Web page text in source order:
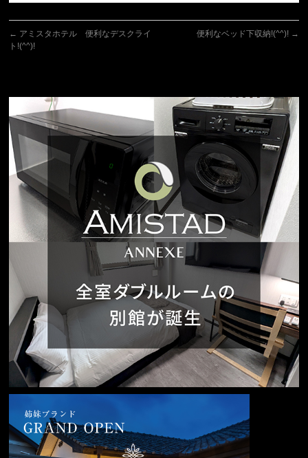
← アミスタホテル 便利なデスクライ
ト!(^^)!
便利なベッド下収納!(^^)! →